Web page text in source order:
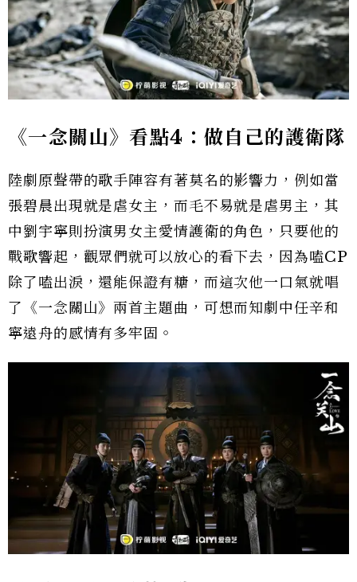
《一念關山》看點4：做自己的護衛隊
陸劇原聲帶的歌手陣容有著莫名的影響力，例如當
張碧晨出現就是虐女主，而毛不易就是虐男主，其
中劉宇寧則扮演男女主愛情護衛的角色，只要他的
戰歌響起，觀眾們就可以放心的看下去，因為嗑CP
除了嗑出淚，還能保證有糖，而這次他一口氣就唱
了《一念關山》兩首主題曲，可想而知劇中任辛和
寧遠舟的感情有多牢固。